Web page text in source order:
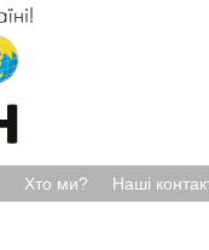
Хто ми? Наші